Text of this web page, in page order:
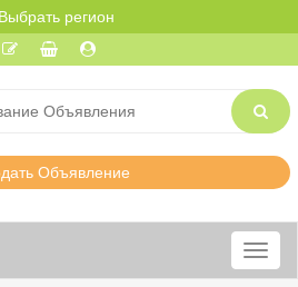
регион
Объявление
Меню